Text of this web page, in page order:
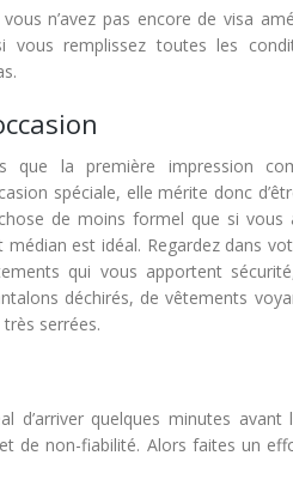
n’avez pas encore de visa
remplissez toutes les
que la première impression
spéciale, elle mérite donc
de moins formel que si vous
est idéal. Regardez dans
qui vous apportent
déchirés, de vêtements
serrées.
d’arriver quelques minutes
de non-fiabilité. Alors faites un